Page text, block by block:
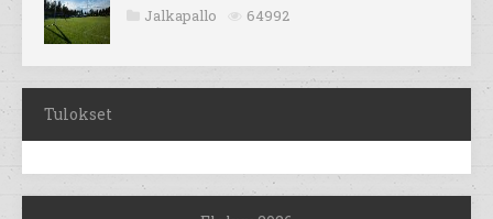
Jalkapallo 64992
Tulokset